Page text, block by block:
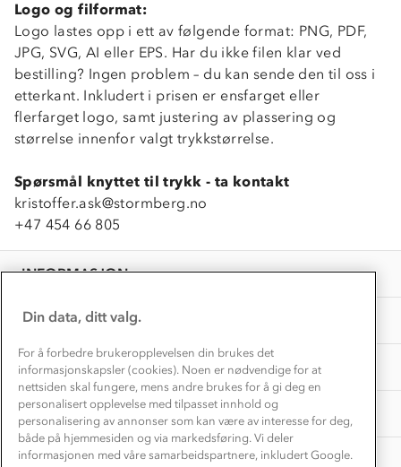
Logo og filformat:
Logo lastes opp i ett av følgende format: PNG, PDF,
JPG, SVG, AI eller EPS. Har du ikke filen klar ved
bestilling? Ingen problem – du kan sende den til oss i
etterkant. Inkludert i prisen er ensfarget eller
flerfarget logo, samt justering av plassering og
størrelse innenfor valgt trykkstørrelse.
Spørsmål knyttet til trykk - ta kontakt
kristoffer.ask@stormberg.no
+47 454 66 805
INFORMASJON
Kundeservice
Kontakt oss
Konkurransevinnere
Kundeklubb
Våre butikker
Bedrift, barnehage og SFO
Presse
OM OSS
Klima og miljø
Etisk handel
Dyreetikk
1% til samfunnet
Materialer
Personvern
Samarbeide med oss?
TIPS OG RÅD
Trelagsprinsippet barn
Alt du trenger til Norgesferien
Dette trenger du til barnehagen
Gravidklær
Hvordan velge riktig turtøy?
Vask og vedlikehold
Store størrelser
Turmat oppskrifter
Beredskap
AKTIVITETER
Norgesferie 🇳🇴
Få turinspirasjon og tips her⛰
Overnatte utendørs⛺
Leirskole 🥾
Barnehageansatt
Tips til hyttetur
Din data, ditt valg.
For å forbedre brukeropplevelsen din brukes det
informasjonskapsler (cookies). Noen er nødvendige for at
nettsiden skal fungere, mens andre brukes for å gi deg en
personalisert opplevelse med tilpasset innhold og
personalisering av annonser som kan være av interesse for deg,
både på hjemmesiden og via markedsføring. Vi deler
informasjonen med våre samarbeidspartnere, inkludert Google.